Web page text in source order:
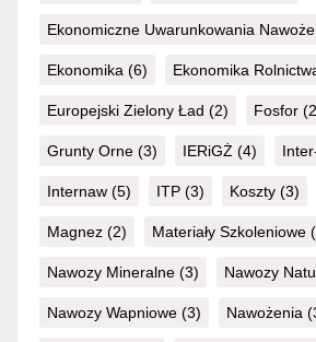
Ekonomiczne Uwarunkowania
Ekonomika (6) Ekonomika
Europejski Zielony Ład (2) Fosfor
Grunty Orne (3) IERiGŻ (4)
Internaw (5) ITP (3) Koszty (3)
Magnez (2) Materiały Szkoleniowe
Nawozy Mineralne (3) Nawozy
Nawozy Wapniowe (3) Nawożenia